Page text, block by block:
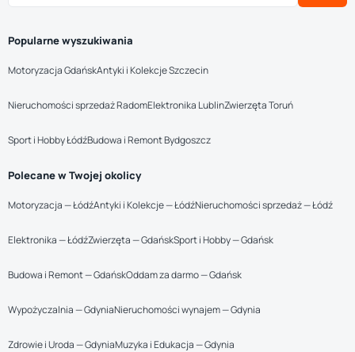
Popularne wyszukiwania
Motoryzacja GdańskAntyki i Kolekcje Szczecin
Nieruchomości sprzedaż RadomElektronika LublinZwierzęta Toruń
Sport i Hobby ŁódźBudowa i Remont Bydgoszcz
Polecane w Twojej okolicy
Motoryzacja — ŁódźAntyki i Kolekcje — ŁódźNieruchomości sprzedaż — Łódź
Elektronika — ŁódźZwierzęta — GdańskSport i Hobby — Gdańsk
Budowa i Remont — GdańskOddam za darmo — Gdańsk
Wypożyczalnia — GdyniaNieruchomości wynajem — Gdynia
Zdrowie i Uroda — GdyniaMuzyka i Edukacja — Gdynia